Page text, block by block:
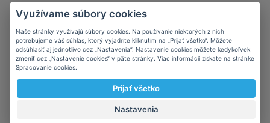
Skladom takmer
všetko
cez 50 000 skladových
zásob pre okamžitý odber
Využívame súbory cookies
Naše stránky využívajú súbory cookies. Na používanie niektorých z nich
potrebujeme váš súhlas, ktorý vyjadríte kliknutím na „Prijať všetko“. Môžete
odsúhlasiť aj jednotlivo cez „Nastavenia“. Nastavenie cookies môžete kedykoľvek
zmeniť cez „Nastavenie cookies“ v päte stránky. Viac informácií získate na stránke
Spracovanie cookies
Prijať všetko
Nastavenia